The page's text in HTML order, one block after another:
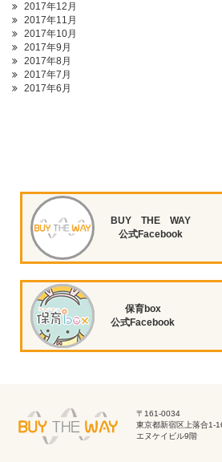
2017年12月
2017年11月
2017年10月
2017年9月
2017年8月
2017年7月
2017年6月
BUY THE WAY
公式Facebook
保育box
公式Facebook
〒161-0034
東京都新宿区上落合1-
エヌケイビル9階